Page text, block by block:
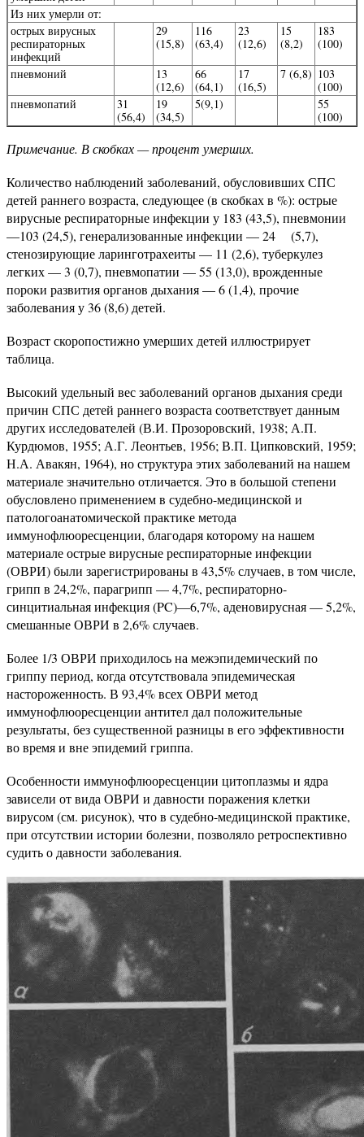
Из них умерли от:
острых вирусных
респираторных
инфекций
29
(15,8)
116
(63,4)
23
(12,6)
15
(8,2)
183
(100)
пневмоний
13
(12,6)
66
(64,1)
17
(16,5)
7 (6,8) 103
(100)
пневмопатий
31
(56,4)
19
(34,5)
5(9,1)
55
(100)
Примечание. В скобках — процент умерших.
Количество наблюдений заболеваний, обусловивших СПС
детей раннего возраста, следующее (в скобках в %): острые
вирусные респираторные инфекции у 183 (43,5), пневмонии
—103 (24,5), генерализованные инфекции — 24 (5,7),
стенозирующие ларинготрахеиты — 11 (2,6), туберкулез
легких — 3 (0,7), пневмопатии — 55 (13,0), врожденные
пороки развития органов дыхания — 6 (1,4), прочие
заболевания у 36 (8,6) детей.
Возраст скоропостижно умерших детей иллюстрирует
таблица.
Высокий удельный вес заболеваний органов дыхания среди
причин СПС детей раннего возраста соответствует данным
других исследователей (В.И. Прозоровский, 1938; А.П.
Курдюмов, 1955; А.Г. Леонтьев, 1956; В.П. Ципковский, 1959;
Н.А. Авакян, 1964), но структура этих заболеваний на нашем
материале значительно отличается. Это в большой степени
обусловлено применением в судебно-медицинской и
патологоанатомической практике метода
иммунофлюоресценции, благодаря которому на нашем
материале острые вирусные респираторные инфекции
(ОВРИ) были зарегистрированы в 43,5% случаев, в том числе,
грипп в 24,2%, парагрипп — 4,7%, респираторно-
синцитиальная инфекция (PC)—6,7%, аденовирусная — 5,2%,
смешанные ОВРИ в 2,6% случаев.
Более 1/3 ОВРИ приходилось на межэпидемический по
гриппу период, когда отсутствовала эпидемическая
настороженность. В 93,4% всех ОВРИ метод
иммунофлюоресценции антител дал положительные
результаты, без существенной разницы в его эффективности
во время и вне эпидемий гриппа.
Особенности иммунофлюоресценции цитоплазмы и ядра
зависели от вида ОВРИ и давности поражения клетки
вирусом (см. рисунок), что в судебно-медицинской практике,
при отсутствии истории болезни, позволяло ретроспективно
судить о давности заболевания.